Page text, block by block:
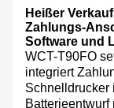
Heißer
Zahlungs-
Software und
WCT-T90FO
integriert
Schnelldrucker